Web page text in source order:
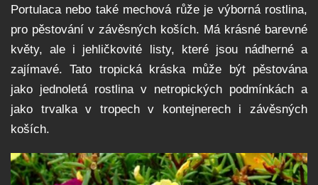
Portulaca nebo také mechová růže je výborná rostlina,
pro pěstování v závěsných koších. Má krásné barevné
květy, ale i jehličkovité listy, které jsou nádherné a
zajímavé. Tato tropická kráska může být pěstována
jako jednoletá rostlina v netropických podmínkách a
jako trvalka v tropech v kontejnerech i závěsných
koších.